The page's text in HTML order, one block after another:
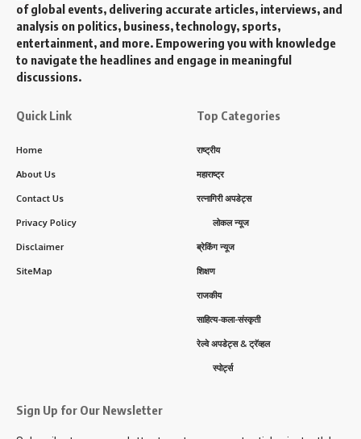
of global events, delivering accurate articles, interviews, and
analysis on politics, business, technology, sports,
entertainment, and more. Empowering you with knowledge
to navigate the headlines and engage in meaningful
discussions.
Quick Link
Home
About Us
Contact Us
Privacy Policy
Disclaimer
SiteMap
Top Categories
राष्ट्रीय
महाराष्ट्र
रत्नागिरी अपडेट्स
लोकल न्यूज
ब्रेकिंग न्यूज
शिक्षण
राजकीय
साहित्य-कला-संस्कृती
रेल्वे अपडेट्स & ट्रॅव्हल
स्पोर्ट्स
Sign Up for Our Newsletter